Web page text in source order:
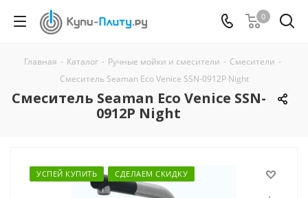
0
Главная - Каталог - Ручные мойки и смесители - Смесители -
Смеситель Seaman Eco Venice SSN-0912P Night
Смеситель Seaman Eco Venice SSN-
0912P Night
УСПЕЙ КУПИТЬ СДЕЛАЕМ СКИДКУ